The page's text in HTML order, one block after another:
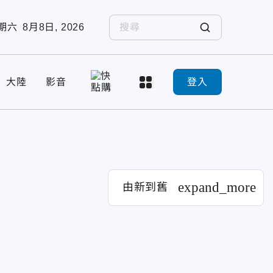
六 8月8日, 2026
大陸 影音 登入
由新到舊 expand_more